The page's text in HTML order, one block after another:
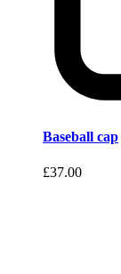
Baseball cap
£37.00